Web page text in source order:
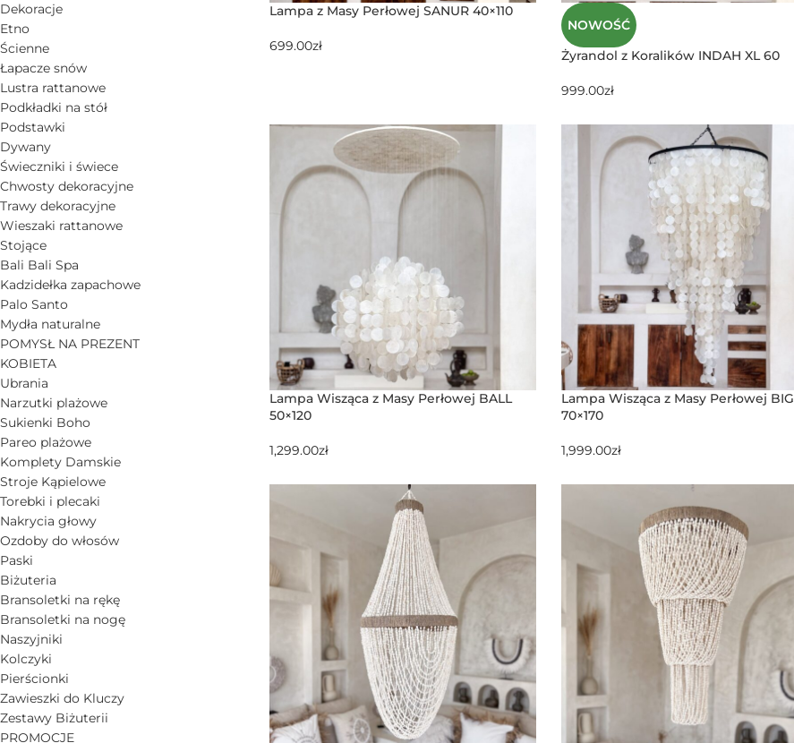
Dekoracje
Etno
Ścienne
Łapacze snów
Lustra rattanowe
Podkładki na stół
Podstawki
Dywany
Świeczniki i świece
Chwosty dekoracyjne
Trawy dekoracyjne
Wieszaki rattanowe
Stojące
Bali Bali Spa
Kadzidełka zapachowe
Palo Santo
Mydła naturalne
POMYSŁ NA PREZENT
KOBIETA
Ubrania
Narzutki plażowe
Sukienki Boho
Pareo plażowe
Komplety Damskie
Stroje Kąpielowe
Torebki i plecaki
Nakrycia głowy
Ozdoby do włosów
Paski
Biżuteria
Bransoletki na rękę
Bransoletki na nogę
Naszyjniki
Kolczyki
Pierścionki
Zawieszki do Kluczy
Zestawy Biżuterii
PROMOCJE
Lampa z Masy Perłowej SANUR 40×110
699.00zł
NOWOŚĆ
Żyrandol z Koralików INDAH XL 60
999.00zł
Lampa Wisząca z Masy Perłowej BALL
50×120
1,299.00zł
Lampa Wisząca z Masy Perłowej BIG
70×170
1,999.00zł